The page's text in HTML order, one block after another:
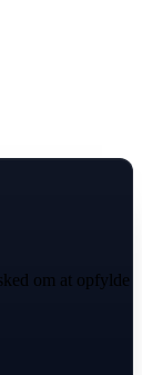
om at opfylde